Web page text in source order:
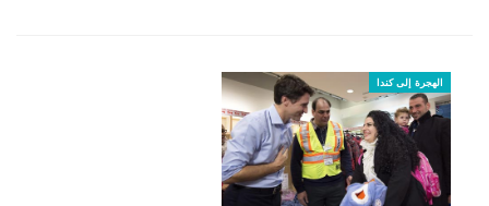
الهجرة إلى كندا